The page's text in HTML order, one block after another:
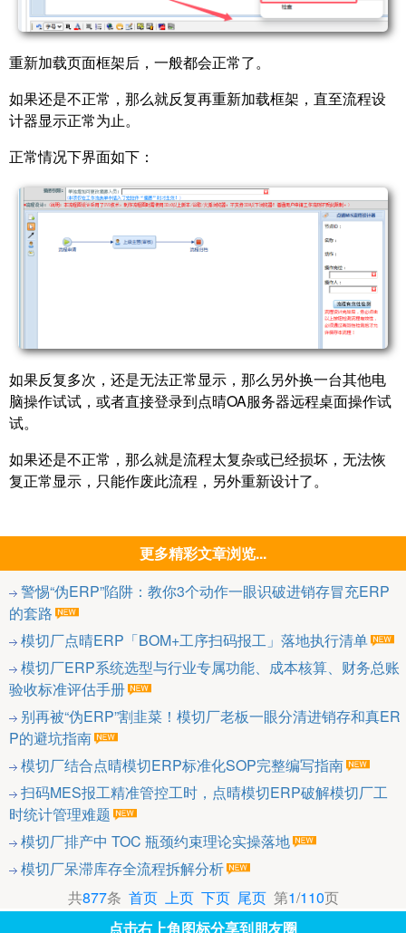
重新加载页面框架后，一般都会正常了。
如果还是不正常，那么就反复再重新加载框架，直至流程设
计器显示正常为止。
正常情况下界面如下：
如果反复多次，还是无法正常显示，那么另外换一台其他电
脑操作试试，或者直接登录到点晴OA服务器远程桌面操作试
试。
如果还是不正常，那么就是流程太复杂或已经损坏，无法恢
复正常显示，只能作废此流程，另外重新设计了。
更多精彩文章浏览...
警惕“伪ERP”陷阱：教你3个动作一眼识破进销存冒充ERP
的套路
模切厂点晴ERP「BOM+工序扫码报工」落地执行清单
模切厂ERP系统选型与行业专属功能、成本核算、财务总账
验收标准评估手册
别再被“伪ERP”割韭菜！模切厂老板一眼分清进销存和真ER
P的避坑指南
模切厂结合点晴模切ERP标准化SOP完整编写指南
扫码MES报工精准管控工时，点晴模切ERP破解模切厂工
时统计管理难题
模切厂排产中 TOC 瓶颈约束理论实操落地
模切厂呆滞库存全流程拆解分析
共877条 首页 上页 下页 尾页第1/110页
点击右上角图标分享到朋友圈